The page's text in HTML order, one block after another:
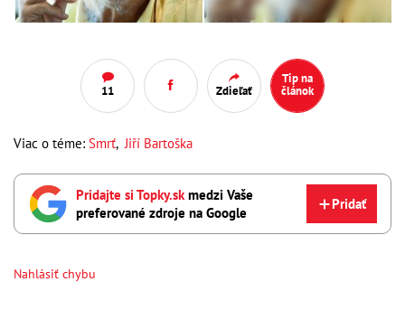
11 Zdieľať
Tip na
článok
Viac o téme: Smrť,Jiří Bartoška
Pridajte si Topky.sk medzi Vaše
preferované zdroje na Google
Pridať
Nahlásiť chybu